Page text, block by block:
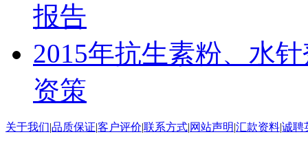
报告
2015年抗生素粉、水
资策
关于我们|品质保证|客户评价|联系方式|网站声明|汇款资料|诚聘